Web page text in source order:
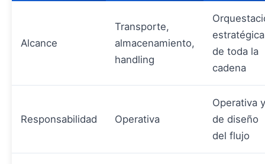
Alcance
Transporte,
almacenamiento,
handling
estratégica
de toda la
cadena
Responsabilidad Operativa
Operativa y
de diseño
del flujo